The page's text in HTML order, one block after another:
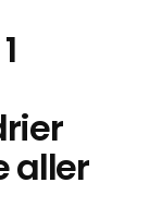
aller